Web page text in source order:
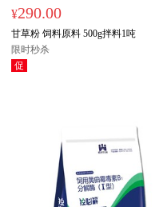
¥290.00
甘草粉 饲料原料 500g拌料1吨
限时秒杀
促